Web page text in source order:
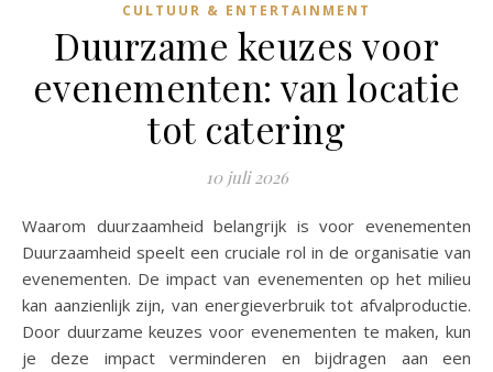
CULTUUR & ENTERTAINMENT
Duurzame keuzes voor
evenementen: van locatie
tot catering
10 juli 2026
Waarom duurzaamheid belangrijk is voor evenementen
Duurzaamheid speelt een cruciale rol in de organisatie van
evenementen. De impact van evenementen op het milieu
kan aanzienlijk zijn, van energieverbruik tot afvalproductie.
Door duurzame keuzes voor evenementen te maken, kun
je deze impact verminderen en bijdragen aan een